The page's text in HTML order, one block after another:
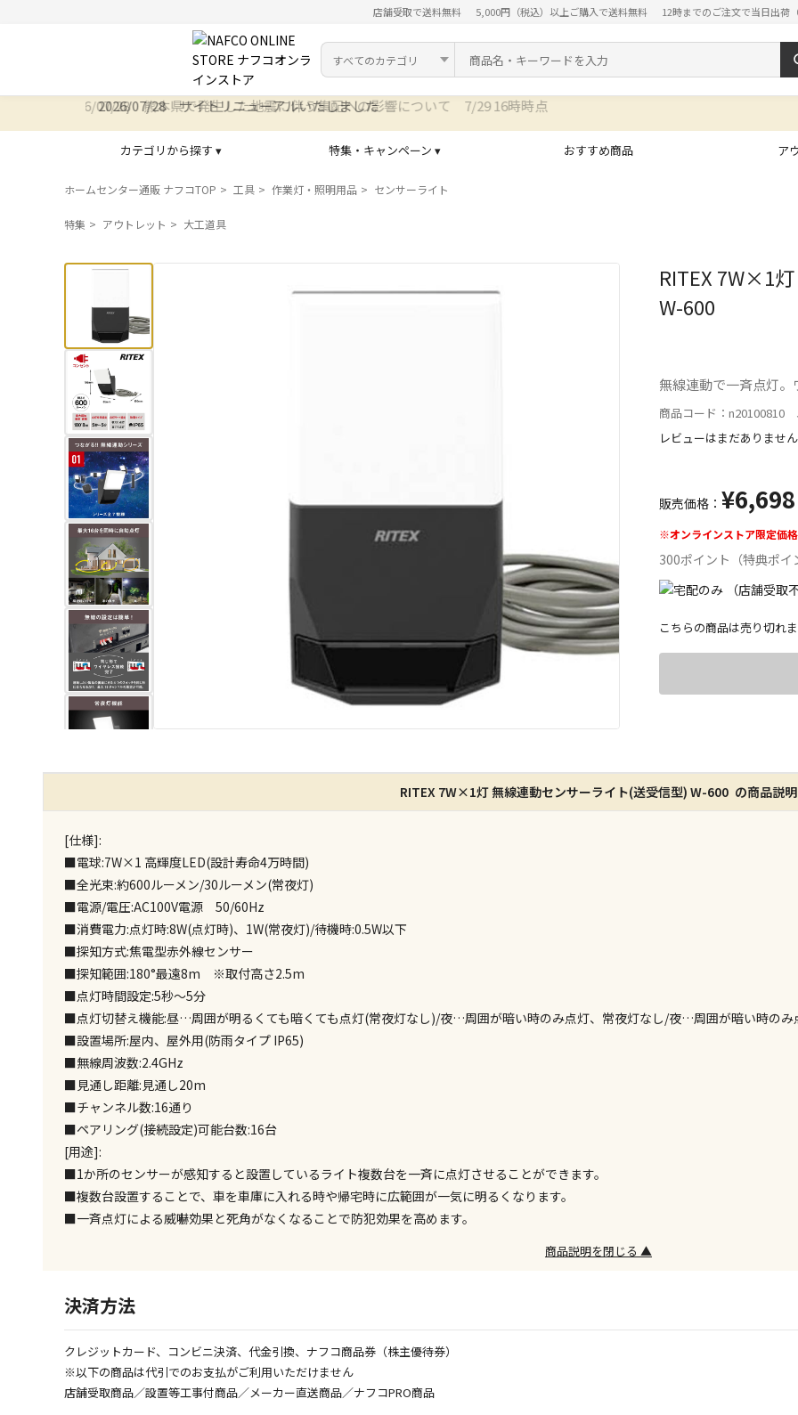
店舗受取で送料無料 5,000円（税込）以上ご購入で送料無料 12時までのご注文で当日出荷（
カテゴリ
検索キーワード
2026/07/28 サイトリニューアルいたしました
カテゴリから探す ▾ 特集・キャンペーン ▾ おすすめ商品 ア
ホームセンター通販 ナフコTOP 工具 作業灯・照明用品 センサーライト
特集 アウトレット 大工道具
RITEX 7W×1
W-600
無線連動で一斉点灯。
商品コード：n20100810
レビューはまだありません
販売価格： ¥6,698
※オンラインストア限定価格
300ポイント（特典ポイ
特定の店舗
ん）
午前9時まで
こちらの商品は売り切れ
RITEX 7W×1灯 無線連動センサーライト(送受信型) W-600 の商品説明
[仕様]:
■電球:7W×1 高輝度LED(設計寿命4万時間)
■全光束:約600ルーメン/30ルーメン(常夜灯)
■電源/電圧:AC100V電源 50/60Hz
■消費電力:点灯時:8W(点灯時)、1W(常夜灯)/待機時:0.5W以下
■探知方式:焦電型赤外線センサー
■探知範囲:180°最遠8m ※取付高さ2.5m
■点灯時間設定:5秒〜5分
■点灯切替え機能:昼…周囲が明るくても暗くても点灯(常夜灯なし)/夜…周囲が暗い時のみ点灯、常夜灯なし/夜…周囲が暗い時のみ
■設置場所:屋内、屋外用(防雨タイプ IP65)
■無線周波数:2.4GHz
■見通し距離:見通し20m
■チャンネル数:16通り
■ペアリング(接続設定)可能台数:16台
[用途]:
■1か所のセンサーが感知すると設置しているライト複数台を一斉に点灯させることができます。
■複数台設置することで、車を車庫に入れる時や帰宅時に広範囲が一気に明るくなります。
■一斉点灯による威嚇効果と死角がなくなることで防犯効果を高めます。
商品説明を閉じる ▲
決済方法
クレジットカード、コンビニ決済、代金引換、ナフコ商品券（株主優待券）
※以下の商品は代引でのお支払がご利用いただけません
店舗受取商品／設置等工事付商品／メーカー直送商品／ナフコPRO商品